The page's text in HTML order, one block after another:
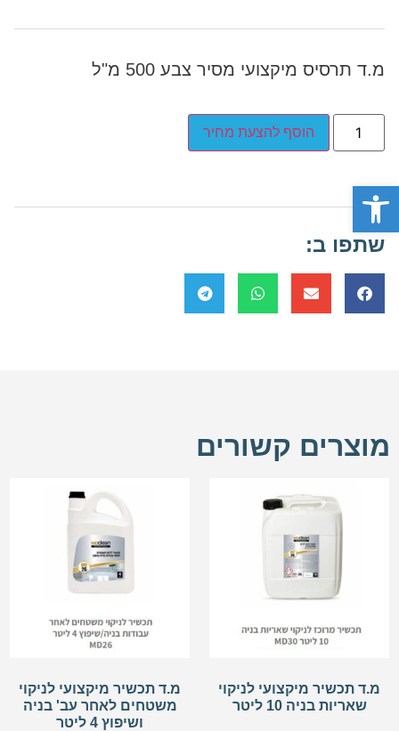
פתח סרגל נגישות
מ.ד תרסיס מיקצועי מסיר צבע 500 מ"ל
הוסף להצעת מחיר
שתפו ב:
מוצרים קשורים
מ.ד תכשיר מיקצועי לניקוי
שאריות בניה 10 ליטר
מ.ד תכשיר מיקצועי לניקוי
משטחים לאחר עב' בניה
ושיפוץ 4 ליטר